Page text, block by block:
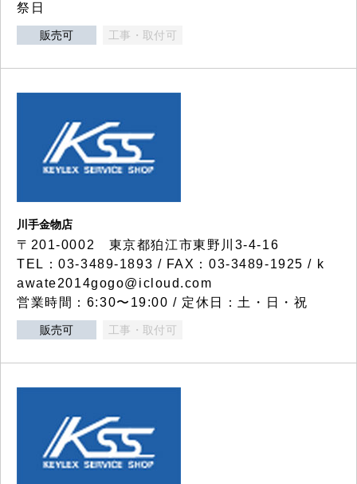
祭日
販売可 工事・取付可
川手金物店
〒201-0002 東京都狛江市東野川3-4-16
TEL：03-3489-1893 / FAX：03-3489-1925 / k
awate2014gogo@icloud.com
営業時間：6:30〜19:00 / 定休日：土・日・祝
販売可 工事・取付可